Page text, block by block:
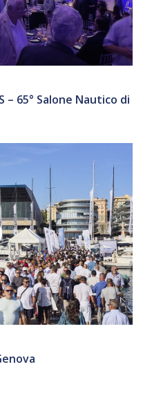
– 65° Salone Nautico di